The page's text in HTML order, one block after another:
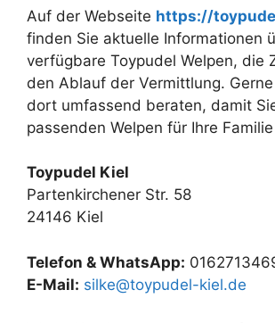
Auf der Webseite https://
finden Sie aktuelle Informationen
verfügbare Toypudel Welpen, die
den Ablauf der Vermittlung.
dort umfassend beraten, damit
passenden Welpen für Ihre
Toypudel Kiel
Partenkirchener Str. 58
24146 Kiel
Telefon & WhatsApp:
E-Mail: silke@toypudel-kiel.de